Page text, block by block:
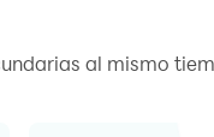
al mismo